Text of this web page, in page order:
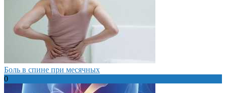
Боль в спине при месячных
0